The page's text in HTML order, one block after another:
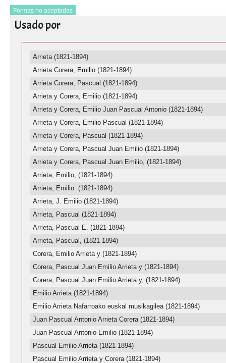
Formas no aceptadas
Usado por
Arrieta (1821-1894)
Arrieta Corera, Emilio (1821-1894)
Arrieta Corera, Pascual (1821-1894)
Arrieta y Corera, Emilio (1821-1894)
Arrieta y Corera, Emilio Juan Pascual Antonio (1821-1894)
Arrieta y Corera, Emilio Pascual (1821-1894)
Arrieta y Corera, Pascual (1821-1894)
Arrieta y Corera, Pascual Juan Emilio (1821-1894)
Arrieta y Corera, Pascual Juan Emilio, (1821-1894)
Arrieta, Emilio, (1821-1894)
Arrieta, Emilio. (1821-1894)
Arrieta, J. Emilio (1821-1894)
Arrieta, Pascual (1821-1894)
Arrieta, Pascual E. (1821-1894)
Arrieta, Pascual, (1821-1894)
Corera, Emilio Arrieta y (1821-1894)
Corera, Pascual Juan Emilio Arrieta y (1821-1894)
Corera, Pascual Juan Emilio Arrieta y, (1821-1894)
Emilio Arrieta (1821-1894)
Emilio Arrieta Nafarroako euskal musikagilea (1821-1894)
Juan Pascual Antonio Arrieta Corera (1821-1894)
Juan Pascual Antonio Emilio (1821-1894)
Pascual Emilio Arrieta (1821-1894)
Pascual Emilio Arrieta y Corera (1821-1894)